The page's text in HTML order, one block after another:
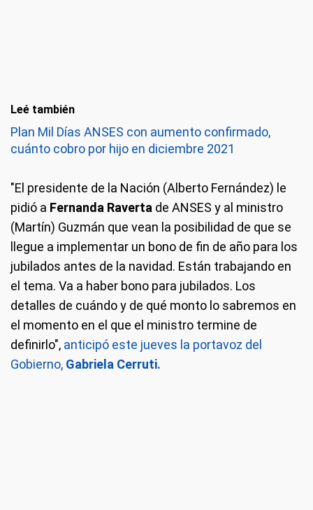
Leé también
Plan Mil Días ANSES con aumento confirmado,
cuánto cobro por hijo en diciembre 2021
"El presidente de la Nación (Alberto Fernández) le
pidió a Fernanda Raverta de ANSES y al ministro
(Martín) Guzmán que vean la posibilidad de que se
llegue a implementar un bono de fin de año para los
jubilados antes de la navidad. Están trabajando en
el tema. Va a haber bono para jubilados. Los
detalles de cuándo y de qué monto lo sabremos en
el momento en el que el ministro termine de
definirlo", anticipó este jueves la portavoz del
Gobierno, Gabriela Cerruti.